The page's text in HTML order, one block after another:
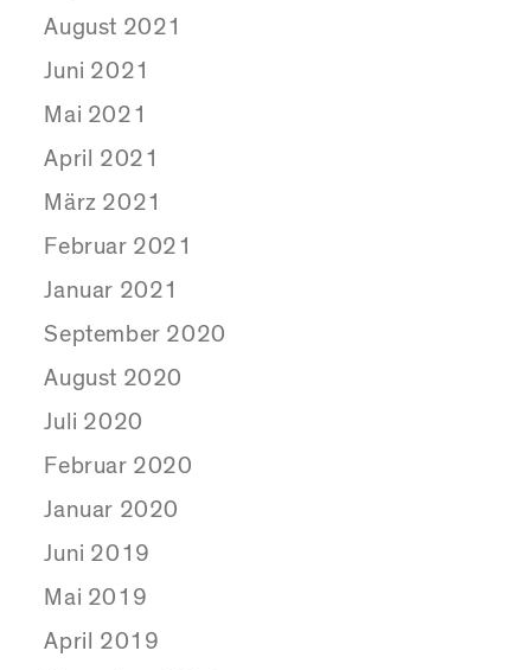
August 2021
Juni 2021
Mai 2021
April 2021
März 2021
Februar 2021
Januar 2021
September 2020
August 2020
Juli 2020
Februar 2020
Januar 2020
Juni 2019
Mai 2019
April 2019